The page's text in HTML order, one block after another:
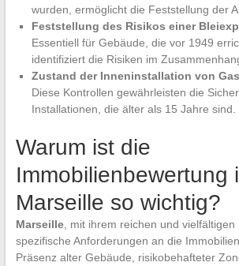
wurden, ermöglicht die Feststellung der
Feststellung des Risikos einer
Essentiell für Gebäude, die vor 1949
identifiziert die Risiken im
Zustand der Inneninstallation von
Diese Kontrollen gewährleisten die
Installationen, die älter als 15 Jahre sind.
Warum ist die
Immobilienbewertung
Marseille so wichtig?
Marseille, mit ihrem reichen und vielfältigen
spezifische Anforderungen an die
Präsenz alter Gebäude, risikobehafteter